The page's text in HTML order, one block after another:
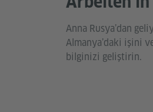
Anna Rusya’dan
Almanya’daki işini
bilginizi geliştirin.